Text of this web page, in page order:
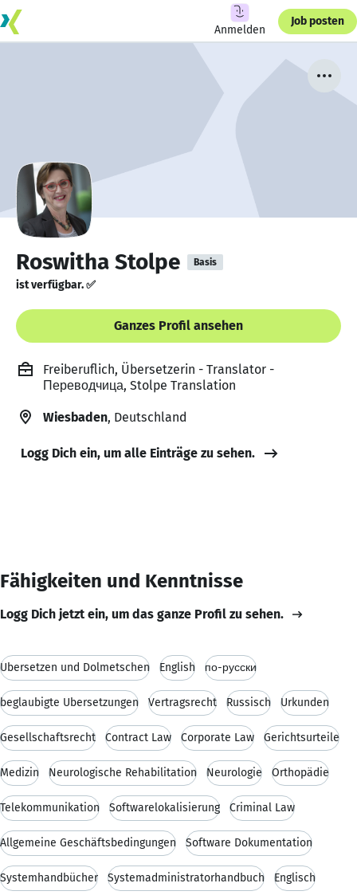
Anmelden
Job posten
Roswitha Stolpe Basis
ist verfügbar. ✅
Ganzes Profil ansehen
Freiberuflich, Übersetzerin - Translator -
Переводчица, Stolpe Translation
Wiesbaden, Deutschland
Logg Dich ein, um alle Einträge zu sehen.
Fähigkeiten und Kenntnisse
Logg Dich jetzt ein, um das ganze Profil zu sehen.
Übersetzen und Dolmetschen English по-русски
beglaubigte Übersetzungen Vertragsrecht Russisch Urkunden
Gesellschaftsrecht Contract Law Corporate Law Gerichtsurteile
Medizin Neurologische Rehabilitation Neurologie Orthopädie
Telekommunikation Softwarelokalisierung Criminal Law
Allgemeine Geschäftsbedingungen Software Dokumentation
Systemhandbücher Systemadministratorhandbuch Englisch